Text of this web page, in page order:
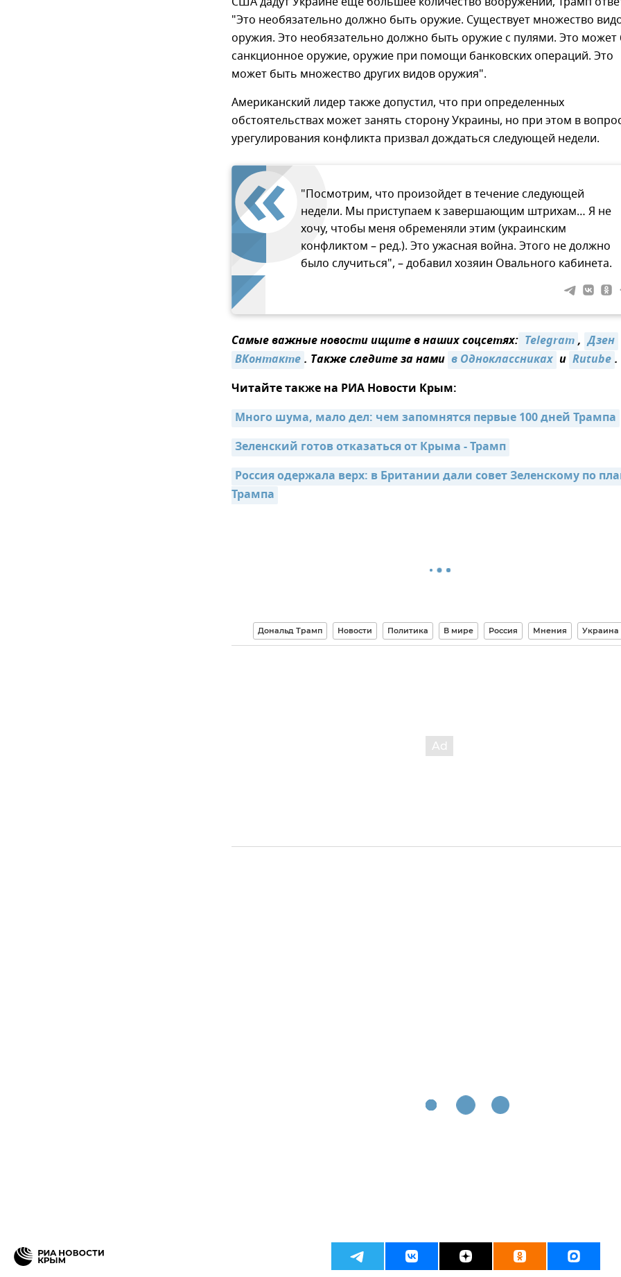
"Это необязательно должно быть оружие. Существует множество
оружия. Это необязательно должно быть оружие с пулями. Это
санкционное оружие, оружие при помощи банковских операций. Это
может быть множество других видов оружия".
Американский лидер также допустил, что при определенных
обстоятельствах может занять сторону Украины, но при этом в
урегулирования конфликта призвал дождаться следующей недели.
"Посмотрим, что произойдет в течение следующей
недели. Мы приступаем к завершающим штрихам… Я не
хочу, чтобы меня обременяли этим (украинским
конфликтом – ред.). Это ужасная война. Этого не должно
было случиться", – добавил хозяин Овального кабинета.
Самые важные новости ищите в наших соцсетях: Telegram, Дзен
ВКонтакте. Также следите за нами в Одноклассниках и Rutube.
Читайте также на РИА Новости Крым:
Много шума, мало дел: чем запомнятся первые 100 дней Трампа
Зеленский готов отказаться от Крыма - Трамп
Россия одержала верх: в Британии дали совет Зеленскому по
Трампа
Дональд Трамп Новости Политика В мире Россия Мнения Украина